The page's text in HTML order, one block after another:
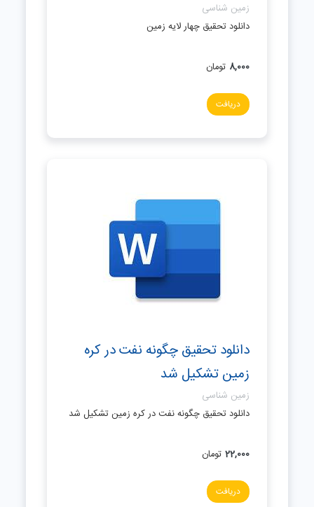
زمین شناسی
دانلود تحقیق چهار لايه زمين
8,000 تومان
دریافت
دانلود تحقیق چگونه نفت در كره
زمين تشكيل شد
زمین شناسی
دانلود تحقیق چگونه نفت در كره زمين تشكيل شد
22,000 تومان
دریافت